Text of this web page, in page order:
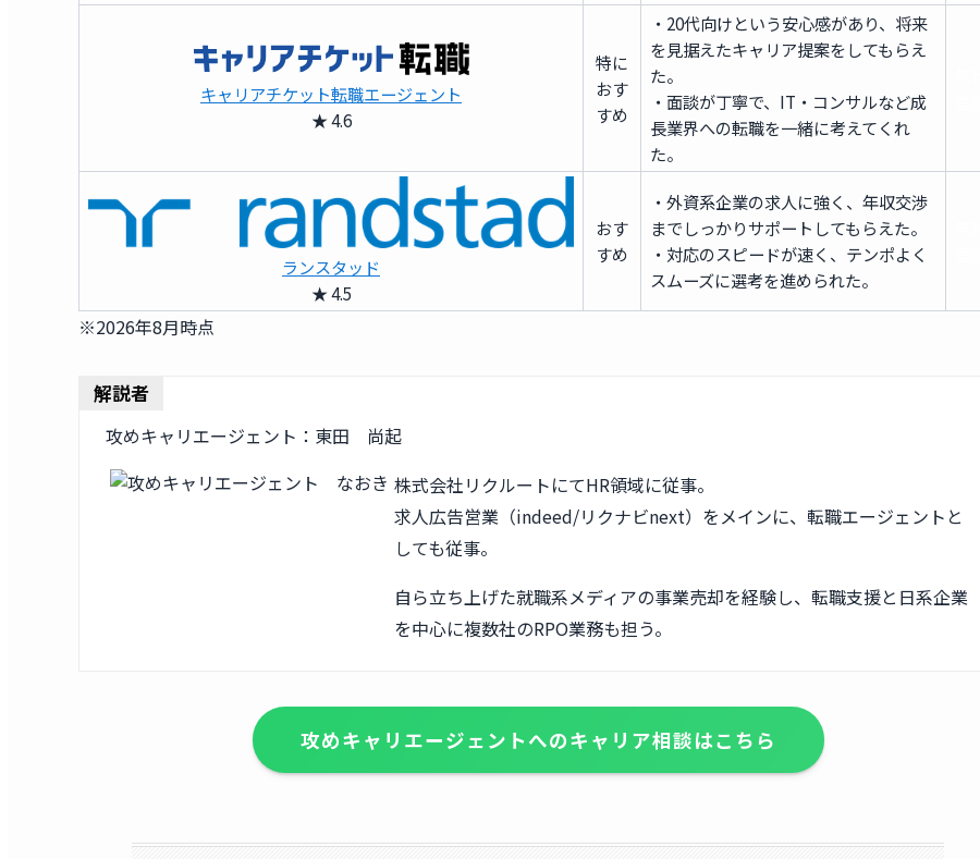
キャリアチケット転職エージェント
★ 4.6
特に
おす
すめ
・20代向けという安心感があり、将来
を見据えたキャリア提案をしてもらえ
た。
・面談が丁寧で、IT・コンサルなど成
長業界への転職を一緒に考えてくれ
た。
ランスタッド
★ 4.5
おす
すめ
・外資系企業の求人に強く、年収交渉
までしっかりサポートしてもらえた。
・対応のスピードが速く、テンポよく
スムーズに選考を進められた。
※2026年8月時点
解説者
攻めキャリエージェント：東田 尚起
株式会社リクルートにてHR領域に従事。
求人広告営業（indeed/リクナビnext）をメインに、転職エージェントと
しても従事。
自ら立ち上げた就職系メディアの事業売却を経験し、転職支援と日系企業
を中心に複数社のRPO業務も担う。
攻めキャリエージェントへのキャリア相談はこちら